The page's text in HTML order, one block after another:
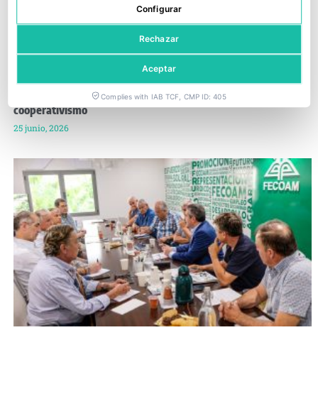
Fecoam expone al Gobierno regional sus prioridades para el
cooperativismo
25 junio, 2026
Configurar
Rechazar
Aceptar
Complies with IAB TCF, CMP ID: 405